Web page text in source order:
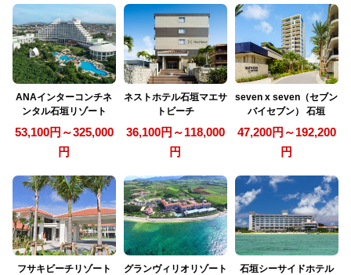
ANAインターコンチネ
ンタル石垣リゾート
53,100円～325,000
円
ネストホテル石垣マエサ
トビーチ
36,100円～118,000
円
seven x seven（セブン
バイセブン） 石垣
47,200円～192,200
円
フサキビーチリゾート
グランヴィリオリゾート
石垣シーサイドホテル